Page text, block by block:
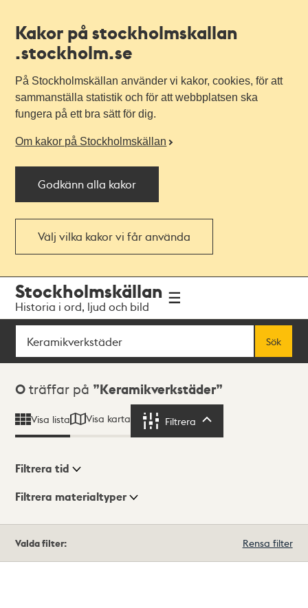
Kakor på stockholmskallan
.stockholm.se
På Stockholmskällan använder vi kakor, cookies, för att
sammanställa statistik och för att webbplatsen ska
fungera på ett bra sätt för dig.
Om kakor på Stockholmskällan
Godkänn alla kakor
Välj vilka kakor vi får använda
navigationen
huvudinnehållet
Stockholmskällan
Historia i ord, ljud och bild
Sök
Sök
Sökresultat
0 träffar på Keramikverkstäder
Visa lista Visa karta Filtrera
Visningsläge
Filtrera tid
Filtrera materialtyper
träffar
Valda filter: Rensa filter